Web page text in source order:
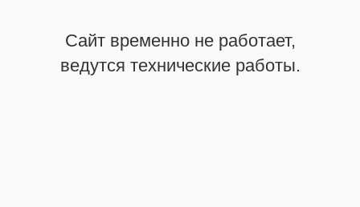
Сайт временно не работает,
ведутся технические работы.